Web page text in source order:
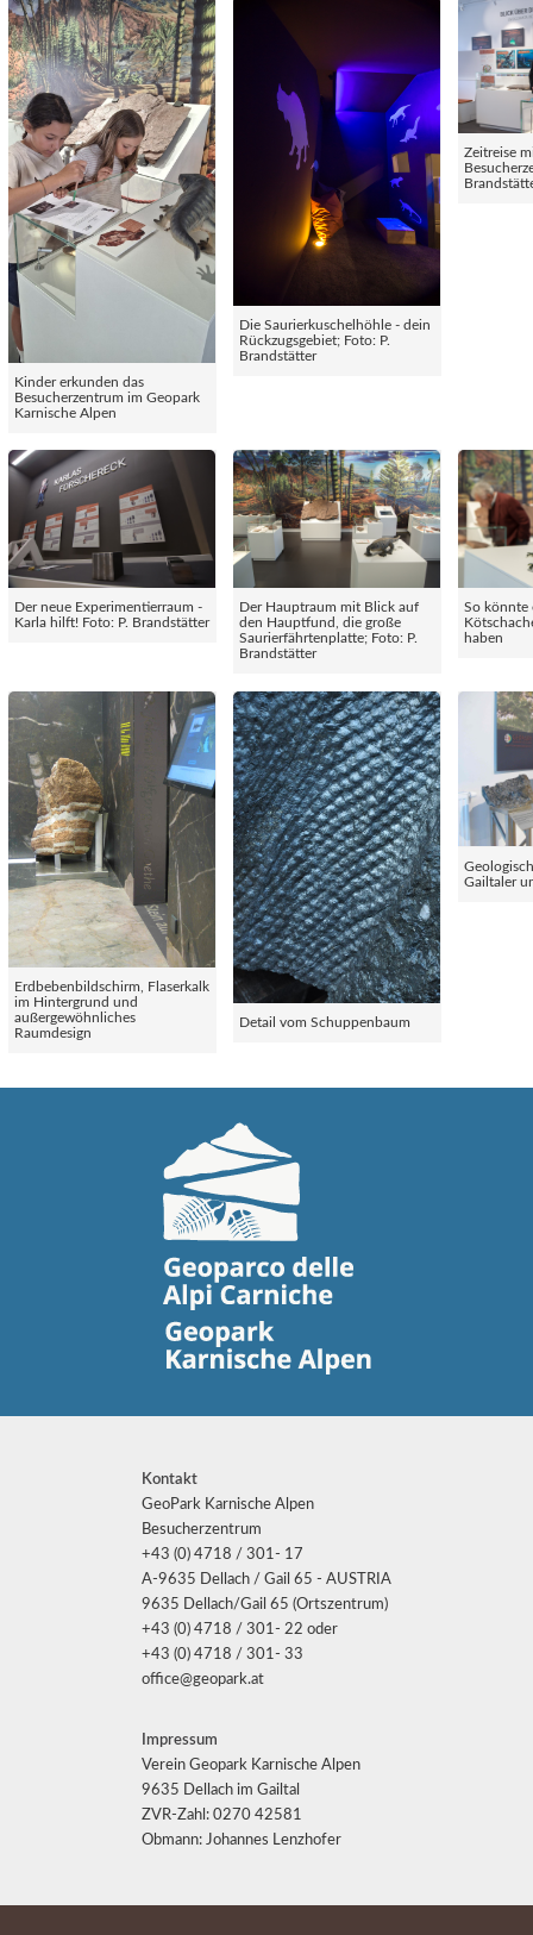
Kinder erkunden das
Besucherzentrum im Geopark
Karnische Alpen
Die Saurierkuschelhöhle - dein
Rückzugsgebiet; Foto: P.
Brandstätter
Zeitreise
Der neue Experimentierraum -
Karla hilft! Foto: P. Brandstätter
Der Hauptraum mit Blick auf
den Hauptfund, die große
Saurierfährtenplatte; Foto: P.
Brandstätter
So könnte
haben
Erdbebenbildschirm, Flaserkalk
im Hintergrund und
außergewöhnliches
Raumdesign
Detail vom Schuppenbaum
Gailtaler
Kontakt
GeoPark Karnische Alpen
Besucherzentrum
+43 (0) 4718 / 301- 17
A-9635 Dellach / Gail 65 - AUSTRIA
9635 Dellach/Gail 65 (Ortszentrum)
+43 (0) 4718 / 301- 22 oder
+43 (0) 4718 / 301- 33
office@geopark.at
Impressum
Verein Geopark Karnische Alpen
9635 Dellach im Gailtal
ZVR-Zahl: 0270 42581
Obmann: Johannes Lenzhofer